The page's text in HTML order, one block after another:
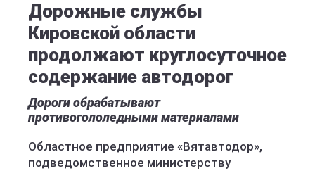
Дорожные службы
Кировской области
продолжают круглосуточное
содержание автодорог
Дороги обрабатывают
противогололедными материалами
Областное предприятие «Вятавтодор»,
подведомственное министерству